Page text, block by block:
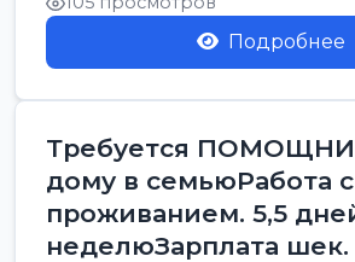
Подробнее
Требуется
дому в семьюРабота с
проживанием. 5,5
неделюЗарплата шек.